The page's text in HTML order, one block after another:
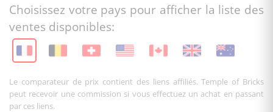
Choisissez votre pays pour afficher la liste des
ventes disponibles:
Le comparateur de prix contient des liens affiliés. Temple of Bricks
peut recevoir une commission si vous effectuez un achat en passant
par ces liens.